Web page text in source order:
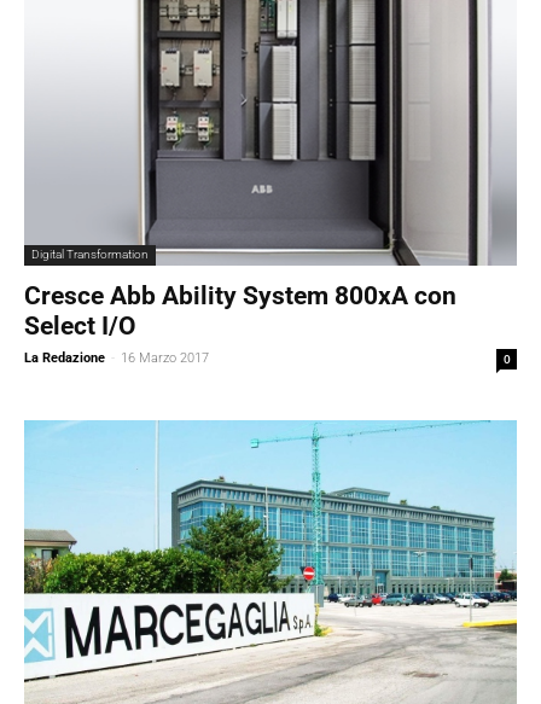
Digital Transformation
Cresce Abb Ability System 800xA con
Select I/O
La Redazione - 16 Marzo 2017 0